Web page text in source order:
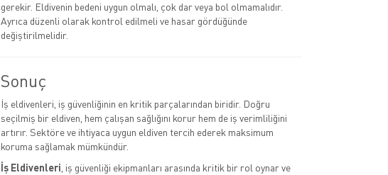
gerekir. Eldivenin bedeni uygun olmalı, çok dar veya bol olmamalıdır.
Ayrıca düzenli olarak kontrol edilmeli ve hasar gördüğünde
değiştirilmelidir.
Sonuç
İş eldivenleri, iş güvenliğinin en kritik parçalarından biridir. Doğru
seçilmiş bir eldiven, hem çalışan sağlığını korur hem de iş verimliliğini
artırır. Sektöre ve ihtiyaca uygun eldiven tercih ederek maksimum
koruma sağlamak mümkündür.
İş Eldivenleri , iş güvenliği ekipmanları arasında kritik bir rol oynar ve